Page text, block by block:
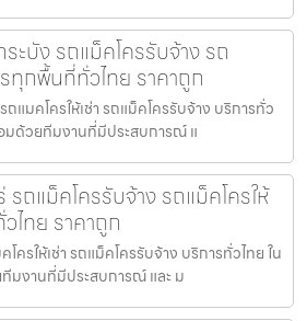
ระบัง รถแม็คโครรับจ้าง รถ
รทุกพื้นที่ทั่วไทย ราคาถูก
ถแมคโครให้เช่า รถแม็คโครรับจ้าง บริการทั่ว
มด้วยทีมงานที่มีประสบการณ์ แ
รถแม็คโครรับจ้าง รถแม็คโครให้
ไทย ราคาถูก
โครให้เช่า รถแม็คโครรับจ้าง บริการทั่วไทย ใน
มงานที่มีประสบการณ์ และ ม